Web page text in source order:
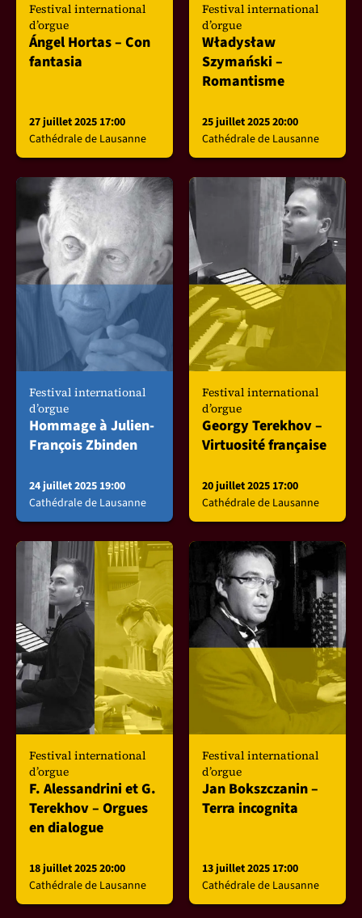
Festival international
d’orgue
Ángel Hortas – Con
fantasia
27 juillet 2025 17:00
Cathédrale de Lausanne
Festival international
d’orgue
Władysław
Szymański –
Romantisme
25 juillet 2025 20:00
Cathédrale de Lausanne
Festival international
d’orgue
Hommage à Julien-
François Zbinden
24 juillet 2025 19:00
Cathédrale de Lausanne
Festival international
d’orgue
Georgy Terekhov –
Virtuosité française
20 juillet 2025 17:00
Cathédrale de Lausanne
Festival international
d’orgue
F. Alessandrini et G.
Terekhov – Orgues
en dialogue
18 juillet 2025 20:00
Cathédrale de Lausanne
Festival international
d’orgue
Jan Bokszczanin –
Terra incognita
13 juillet 2025 17:00
Cathédrale de Lausanne